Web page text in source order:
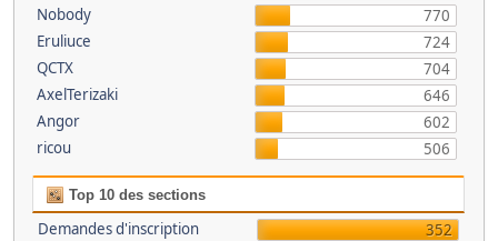
Nobody
770
Eruliuce
724
QCTX
704
AxelTerizaki
646
Angor
602
ricou
506
Top 10 des sections
Demandes d'inscription
352